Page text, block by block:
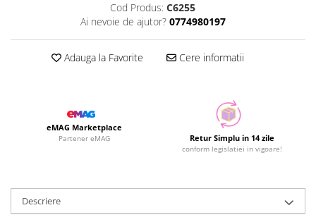
Cod Produs: C6255
Ai nevoie de ajutor? 0774980197
Adauga la Favorite Cere informatii
eMAG Marketplace
Partener eMAG Retur Simplu in 14 zile
conform legislatiei in vigoare!
Descriere